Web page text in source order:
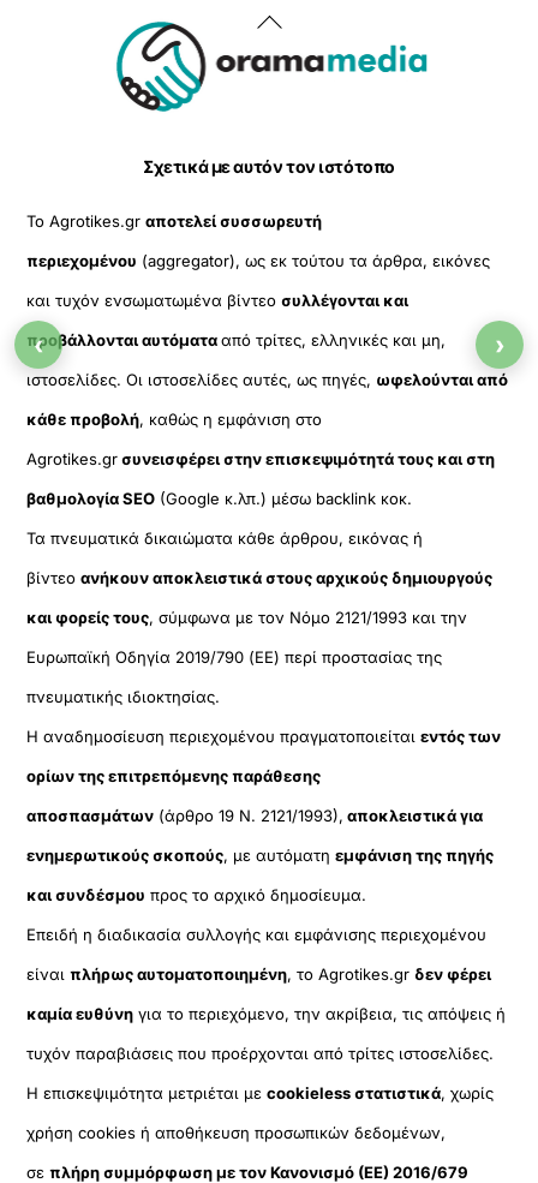
Back
To
Σχετικά με αυτόν τον ιστότοπο
Το Agrotikes.grαποτελεί συσσωρευτή
περιεχομένου (aggregator), ως εκ τούτου τα άρθρα, εικόνες
και τυχόν ενσωματωμένα βίντεοσυλλέγονται και
προβάλλονται αυτόματααπό τρίτες, ελληνικές και μη,
ιστοσελίδες. Οι ιστοσελίδες αυτές, ως πηγές, ωφελούνται από
κάθε προβολή, καθώς η εμφάνιση στο
Agrotikes.grσυνεισφέρει στην επισκεψιμότητά τους και στη
βαθμολογία SEO (Google κ.λπ.) μέσω backlink κοκ.
Τα πνευματικά δικαιώματα κάθε άρθρου, εικόνας ή
βίντεοανήκουν αποκλειστικά στους αρχικούς δημιουργούς
και φορείς τους, σύμφωνα με τον Νόμο 2121/1993 και την
Ευρωπαϊκή Οδηγία 2019/790 (ΕΕ) περί προστασίας της
πνευματικής ιδιοκτησίας.
Η αναδημοσίευση περιεχομένου πραγματοποιείταιεντός των
ορίων της επιτρεπόμενης παράθεσης
αποσπασμάτων (άρθρο 19 Ν. 2121/1993), αποκλειστικά για
ενημερωτικούς σκοπούς, με αυτόματηεμφάνιση της πηγής
και συνδέσμου προς το αρχικό δημοσίευμα.
Επειδή η διαδικασία συλλογής και εμφάνισης περιεχομένου
είναιπλήρως αυτοματοποιημένη, το Agrotikes.gr δεν φέρει
καμία ευθύνη για το περιεχόμενο, την ακρίβεια, τις απόψεις ή
τυχόν παραβιάσεις που προέρχονται από τρίτες ιστοσελίδες.
Η επισκεψιμότητα μετριέται μεcookieless στατιστικά, χωρίς
χρήση cookies ή αποθήκευση προσωπικών δεδομένων,
σεπλήρη συμμόρφωση με τον Κανονισμό (ΕΕ) 2016/679
‹ ›